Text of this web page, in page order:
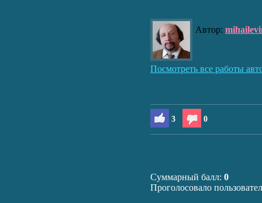
Автор:
Посмотреть все работы
3 0
Суммарный балл: 0
Проголосовало